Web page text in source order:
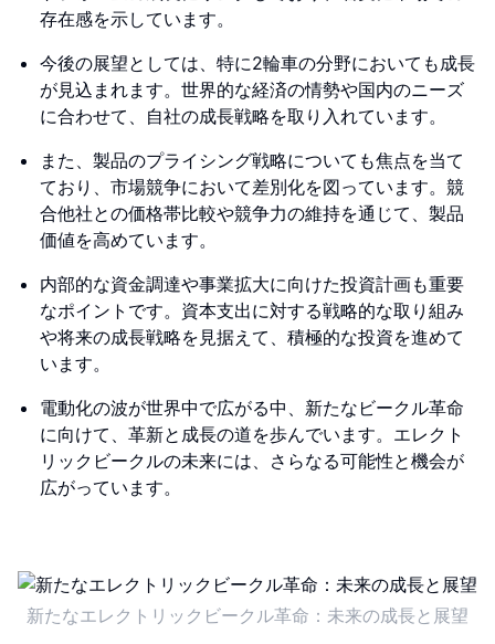
存在感を示しています。
今後の展望としては、特に2輪車の分野においても成長
が見込まれます。世界的な経済の情勢や国内のニーズ
に合わせて、自社の成長戦略を取り入れています。
また、製品のプライシング戦略についても焦点を当て
ており、市場競争において差別化を図っています。競
合他社との価格帯比較や競争力の維持を通じて、製品
価値を高めています。
内部的な資金調達や事業拡大に向けた投資計画も重要
なポイントです。資本支出に対する戦略的な取り組み
や将来の成長戦略を見据えて、積極的な投資を進めて
います。
電動化の波が世界中で広がる中、新たなビークル革命
に向けて、革新と成長の道を歩んでいます。エレクト
リックビークルの未来には、さらなる可能性と機会が
広がっています。
新たなエレクトリックビークル革命：未来の成長と展望